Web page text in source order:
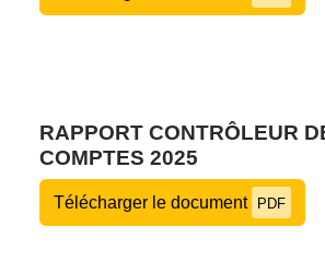
RAPPORT CONTRÔLEUR
COMPTES 2025
Télécharger le document PDF